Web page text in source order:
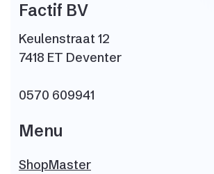
Factif BV
Keulenstraat 12
7418 ET Deventer
0570 609941
Menu
ShopMaster